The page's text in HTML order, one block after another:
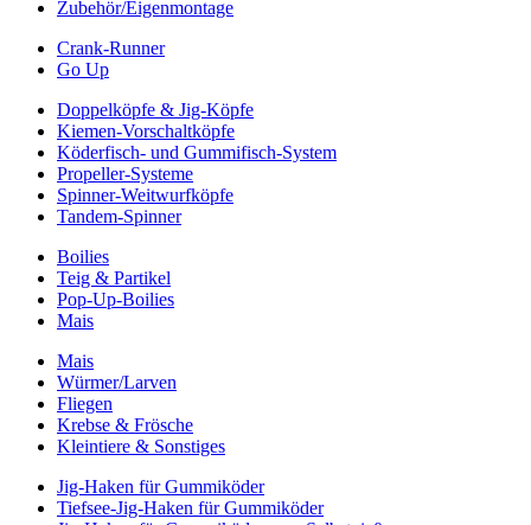
Zubehör/Eigenmontage
Crank-Runner
Go Up
Doppelköpfe & Jig-Köpfe
Kiemen-Vorschaltköpfe
Köderfisch- und Gummifisch-System
Propeller-Systeme
Spinner-Weitwurfköpfe
Tandem-Spinner
Boilies
Teig & Partikel
Pop-Up-Boilies
Mais
Mais
Würmer/Larven
Fliegen
Krebse & Frösche
Kleintiere & Sonstiges
Jig-Haken für Gummiköder
Tiefsee-Jig-Haken für Gummiköder